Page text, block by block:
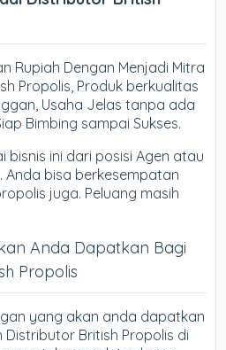
Rupiah Dengan Menjadi Mitra
Propolis, Produk berkualitas
Usaha Jelas tanpa ada
Bimbing sampai Sukses.
bisnis ini dari posisi Agen atau
Anda bisa berkesempatan
juga. Peluang masih
Anda Dapatkan Bagi
Propolis
yang akan anda dapatkan
British Propolis di